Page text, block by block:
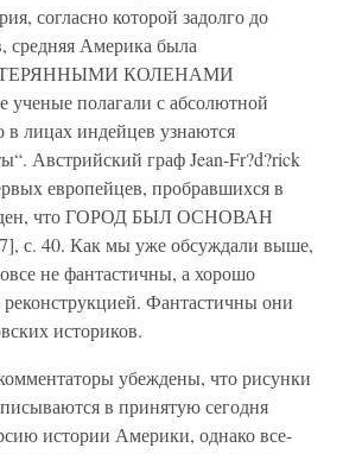
согласно которой задолго до
средняя Америка была
КОЛЕНАМИ
полагали с абсолютной
в лицах индейцев узнаются
Австрийский граф Jean-Fr?d?rick
европейцев, пробравшихся в
что ГОРОД БЫЛ ОСНОВАН
40. Как мы уже обсуждали выше,
не фантастичны, а хорошо
Фантастичны они
историков.
убеждены, что рисунки
в принятую сегодня
истории Америки, однако все-